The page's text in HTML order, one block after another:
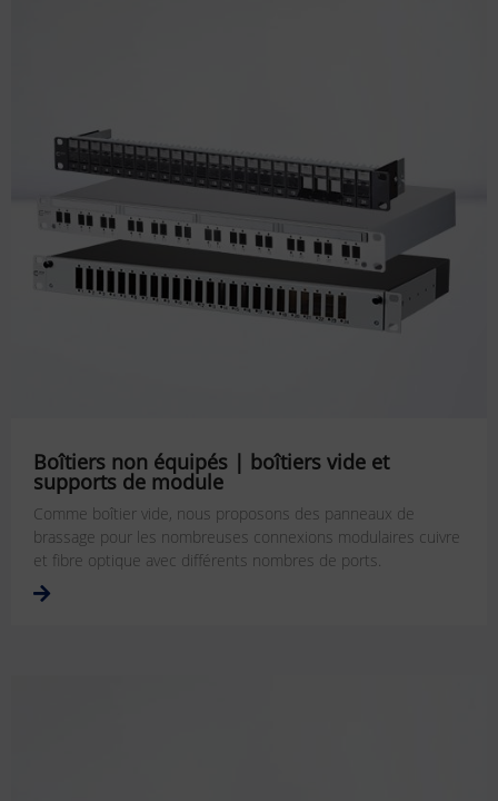
Boîtiers non équipés | boîtiers vide et
supports de module
Comme boîtier vide, nous proposons des panneaux de
brassage pour les nombreuses connexions modulaires cuivre
et fibre optique avec différents nombres de ports.